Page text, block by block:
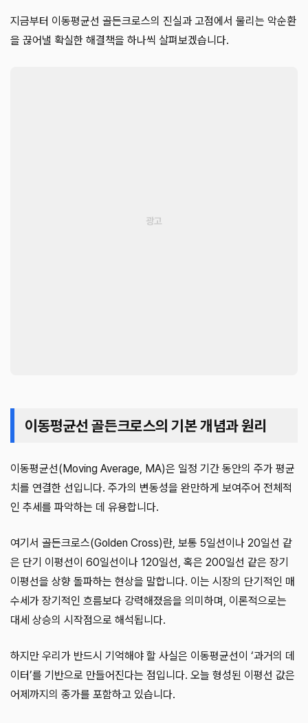
지금부터 이동평균선 골든크로스의 진실과 고점에서 물리는 악순환
을 끊어낼 확실한 해결책을 하나씩 살펴보겠습니다.
이동평균선 골든크로스의 기본 개념과 원리
이동평균선(Moving Average, MA)은 일정 기간 동안의 주가 평균
치를 연결한 선입니다. 주가의 변동성을 완만하게 보여주어 전체적
인 추세를 파악하는 데 유용합니다.
여기서 골든크로스(Golden Cross)란, 보통 5일선이나 20일선 같
은 단기 이평선이 60일선이나 120일선, 혹은 200일선 같은 장기
이평선을 상향 돌파하는 현상을 말합니다. 이는 시장의 단기적인 매
수세가 장기적인 흐름보다 강력해졌음을 의미하며, 이론적으로는
대세 상승의 시작점으로 해석됩니다.
하지만 우리가 반드시 기억해야 할 사실은 이동평균선이 ‘과거의 데
이터’를 기반으로 만들어진다는 점입니다. 오늘 형성된 이평선 값은
어제까지의 종가를 포함하고 있습니다.